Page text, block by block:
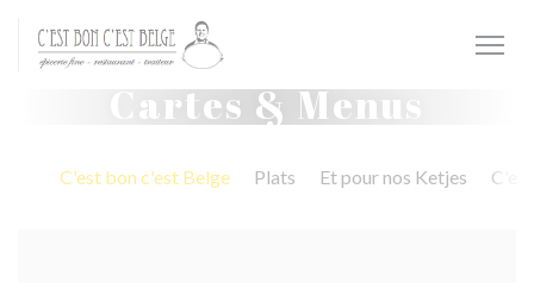
Personnalisation de vos choix en matière de cookies
Cartes & Menus
C'est bon c'est Belge Plats Et pour nos Ketjes